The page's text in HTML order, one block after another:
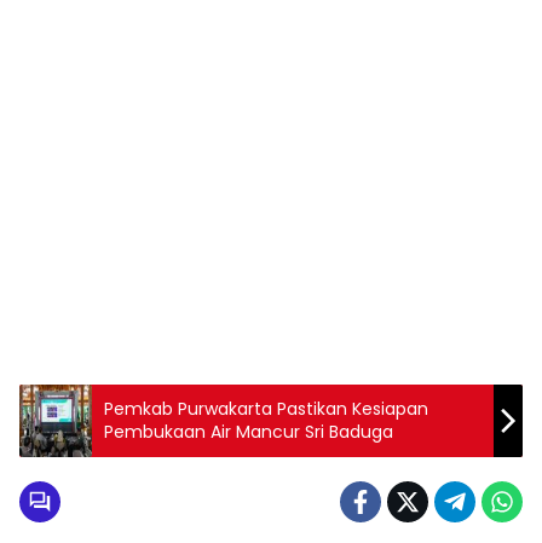
Pemkab Purwakarta Pastikan Kesiapan
Pembukaan Air Mancur Sri Baduga